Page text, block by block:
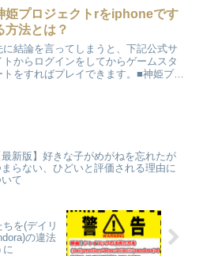
い、面白くない、意味がわからないと
うキーワードで検索されてきた方は参
になるかと思います。さて早速結論を
ってしまうと夢見る男子は現実主義者
炎上？クソあにめ、つまらない、面白
ない、意味がわからない...
姫プロジェクトrをiphoneです
方法とは？
に結論を言ってしまうと、下記公式サ
トからログインをしてからゲームスタ
トをすればプレイできます。■神姫プロ
最新版】好きな子がめがねを忘れたが
らない、ひどいと評価される理由に
て
を(デイリ
の違法
に